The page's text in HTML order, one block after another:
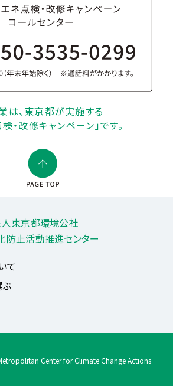
は、東京都が実施する
・改修キャンペーン」です。
東京都環境公社
防止活動推進センター
て
Center for Climate Change Actions